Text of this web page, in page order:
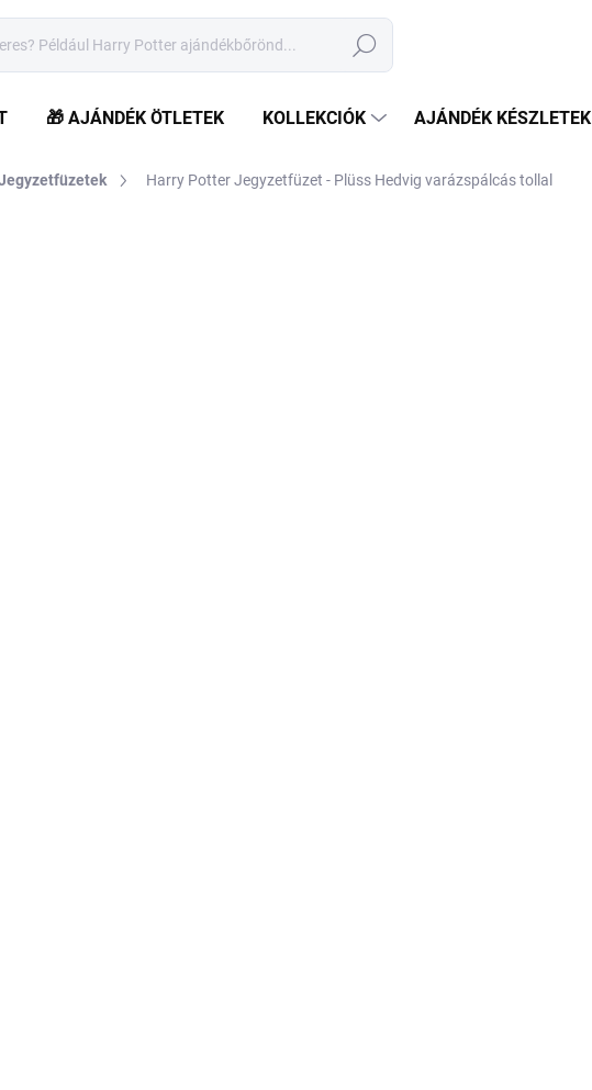
Keresés
🎁 AJÁNDÉK ÖTLETEK KOLLEKCIÓK AJÁNDÉK KÉSZLETEK
Harry Potter Jegyzetfüzet - Plüss Hedvig varázspálcás tollal